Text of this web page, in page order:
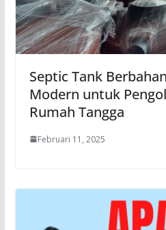
Septic Tank
Modern untuk
Rumah Tangga
Februari 11, 2025